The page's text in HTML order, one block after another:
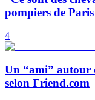
pompiers de
4
Un “ami” autour
selon Friend.com